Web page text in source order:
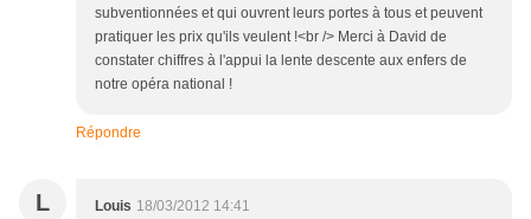
subventionnées et qui ouvrent leurs portes à tous et peuvent
pratiquer les prix qu'ils veulent !<br /> Merci à David de
constater chiffres à l'appui la lente descente aux enfers de
notre opéra national !
Répondre
L Louis 18/03/2012 14:41